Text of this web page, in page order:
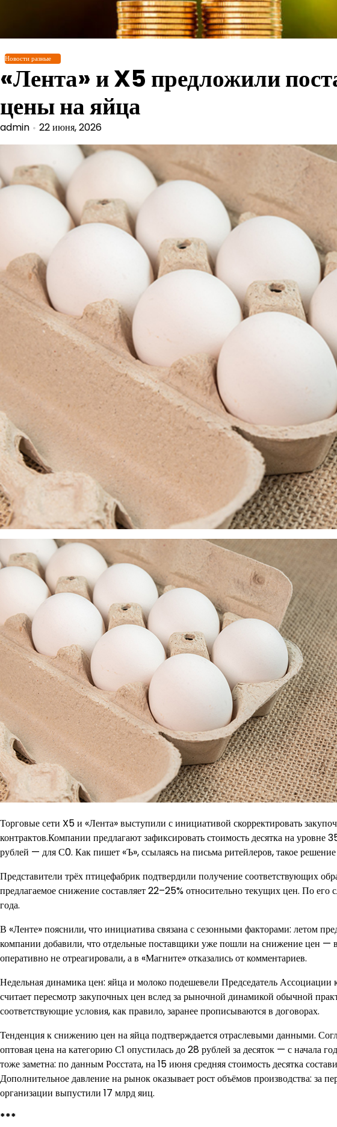
содержимому
Новости разные
«Лента» и X5 предложили
цены на яйца
admin 22 июня, 2026
Торговые сети X5 и «Лента» выступили с инициативой скорректировать
контрактов.Компании предлагают зафиксировать стоимость десятка на
рублей — для С0. Как пишет «Ъ», ссылаясь на письма ритейлеров, такое
Представители трёх птицефабрик подтвердили получение соответствующих
предлагаемое снижение составляет 22–25% относительно текущих цен. По его
года.
В «Ленте» пояснили, что инициатива связана с сезонными факторами: летом
компании добавили, что отдельные поставщики уже пошли на снижение цен —
оперативно не отреагировали, а в «Магните» отказались от комментариев.
Недельная динамика цен: яйца и молоко подешевели Председатель
считает пересмотр закупочных цен вслед за рыночной динамикой обычной
соответствующие условия, как правило, заранее прописываются в договорах.
Тенденция к снижению цен на яйца подтверждается отраслевыми данными.
оптовая цена на категорию С1 опустилась до 28 рублей за десяток — с начала
тоже заметна: по данным Росстата, на 15 июня средняя стоимость десятка
Дополнительное давление на рынок оказывает рост объёмов производства: за
организации выпустили 17 млрд яиц.
***